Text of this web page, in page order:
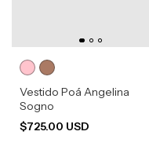
Vestido Poá Angelina
Sogno
$725.00 USD